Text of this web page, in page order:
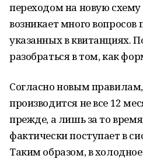
переходом на новую
возникает много
указанных в квитанциях.
разобраться в том, как
Согласно новым
производится не все 12
прежде, а лишь за то
фактически поступает в
Таким образом, в